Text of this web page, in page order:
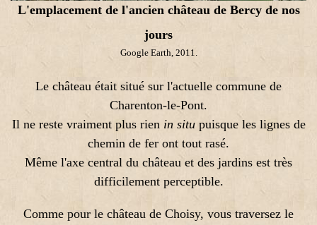
L'emplacement de l'ancien château de Bercy de nos
jours
Google Earth, 2011.
Le château était situé sur l'actuelle commune de
Charenton-le-Pont.
Il ne reste vraiment plus rien in situpuisque les lignes de
chemin de fer ont tout rasé.
Même l'axe central du château et des jardins est très
difficilement perceptible.
Comme pour le château de Choisy, vous traversez le